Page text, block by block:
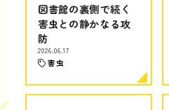
図書館の裏側で続く
害虫との静かなる攻
防
2026.06.17
害虫